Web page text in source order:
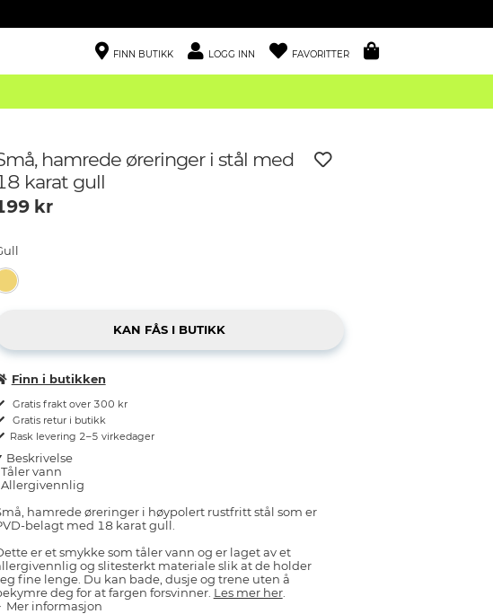
FINN BUTIKK LOGG INN FAVORITTER
hamrede øreringer i stål med
karat gull
kr
Finn i butikken
Gratis frakt over 300 kr
Gratis retur i butikk
Rask levering 2–5 virkedager
Beskrivelse
Tåler vann
Allergivennlig
hamrede øreringer i høypolert rustfritt stål som er
belagt med 18 karat gull.
er et smykke som tåler vann og er laget av et
og slitesterkt materiale slik at de holder
fine lenge. Du kan bade, dusje og trene uten å
deg for at fargen forsvinner. Les mer her.
Mer informasjon